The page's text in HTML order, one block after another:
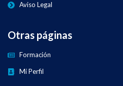
Aviso Legal
Otras páginas
Formación
Mi Perfil